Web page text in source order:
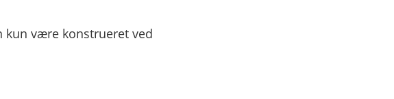
kun være konstrueret ved